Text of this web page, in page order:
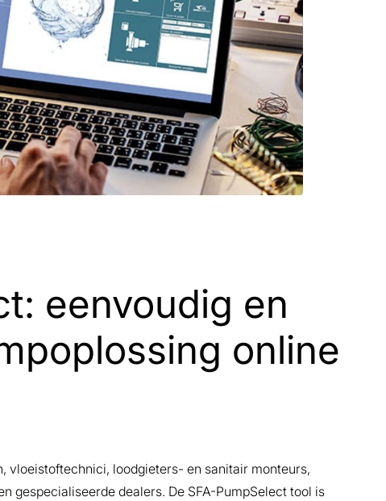
eenvoudig en
online
vloeistoftechnici, loodgieters- en sanitair monteurs,
gespecialiseerde dealers. De SFA-PumpSelect tool is